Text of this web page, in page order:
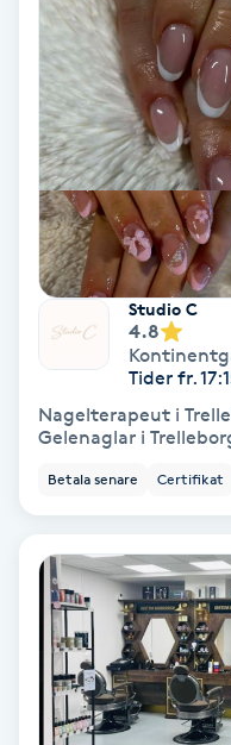
Fransfärgning
Fransförlängning
Fransförlängning
Fransförlängning Volym
Fransk manikyr
Fransrengöring
Frekvensterapi
Friskvård
Friskvårdsmassage
Frisör
Funktionsanalys
Studio C
4.8
Tider fr.
Nagelterapeut i
Gelenaglar i
Betala senare Certifikat